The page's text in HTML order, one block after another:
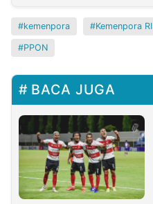
kemenpora Kemenpora RI
PPON
BACA JUGA